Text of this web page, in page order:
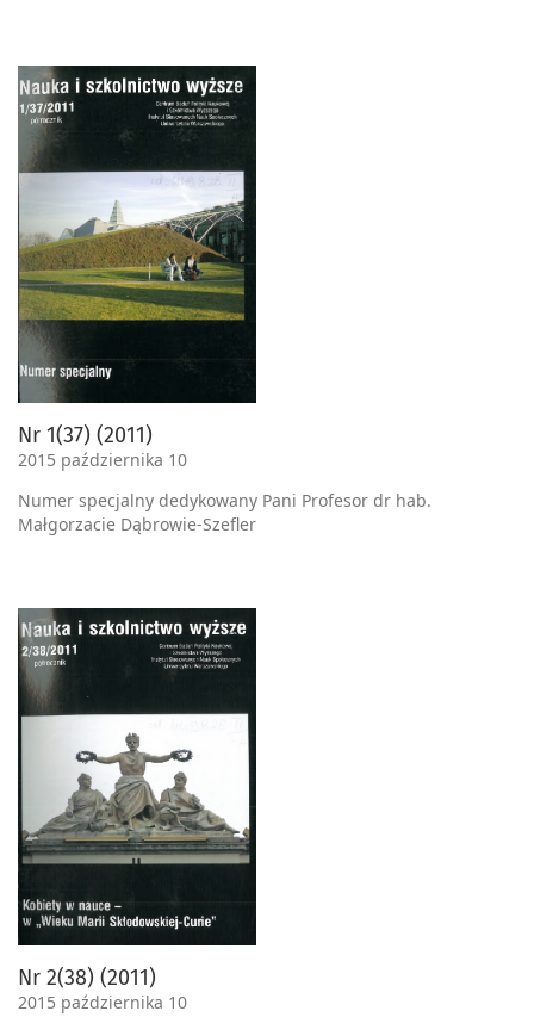
Nr 1(37) (2011)
2015 października 10
Numer specjalny dedykowany Pani Profesor dr hab.
Małgorzacie Dąbrowie-Szefler
Nr 2(38) (2011)
2015 października 10